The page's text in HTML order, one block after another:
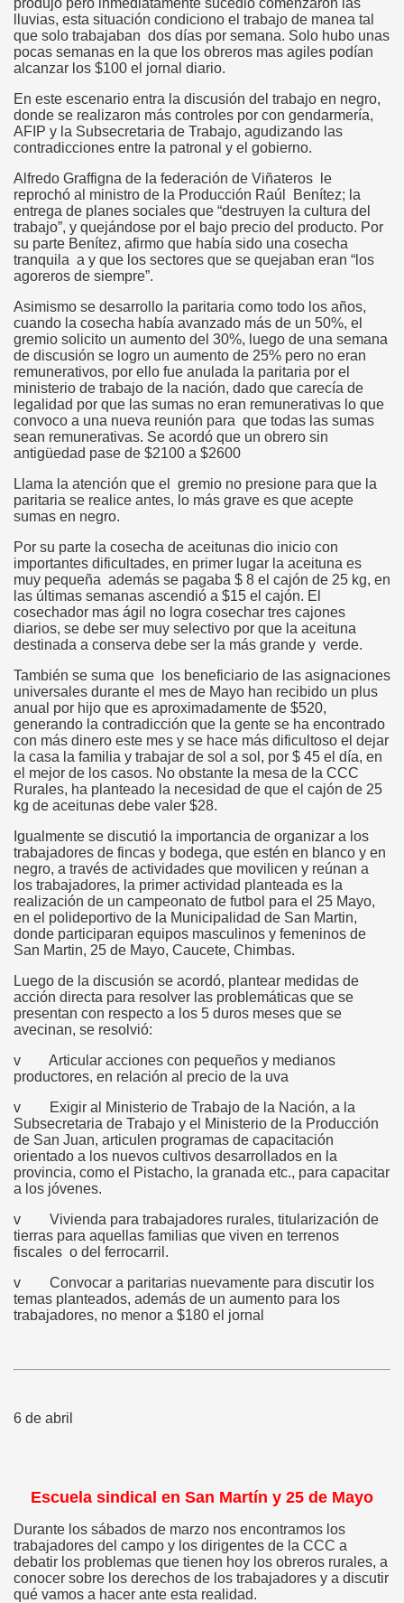
produjo pero inmediatamente sucedió comenzaron las
lluvias, esta situación condiciono el trabajo de manea tal
que solo trabajaban dos días por semana. Solo hubo unas
pocas semanas en la que los obreros mas agiles podían
alcanzar los $100 el jornal diario.
En este escenario entra la discusión del trabajo en negro,
donde se realizaron más controles por con gendarmería,
AFIP y la Subsecretaria de Trabajo, agudizando las
contradicciones entre la patronal y el gobierno.
Alfredo Graffigna de la federación de Viñateros le
reprochó al ministro de la Producción Raúl Benítez; la
entrega de planes sociales que “destruyen la cultura del
trabajo”, y quejándose por el bajo precio del producto. Por
su parte Benítez, afirmo que había sido una cosecha
tranquila a y que los sectores que se quejaban eran “los
agoreros de siempre”.
Asimismo se desarrollo la paritaria como todo los años,
cuando la cosecha había avanzado más de un 50%, el
gremio solicito un aumento del 30%, luego de una semana
de discusión se logro un aumento de 25% pero no eran
remunerativos, por ello fue anulada la paritaria por el
ministerio de trabajo de la nación, dado que carecía de
legalidad por que las sumas no eran remunerativas lo que
convoco a una nueva reunión para que todas las sumas
sean remunerativas. Se acordó que un obrero sin
antigüedad pase de $2100 a $2600
Llama la atención que el gremio no presione para que la
paritaria se realice antes, lo más grave es que acepte
sumas en negro.
Por su parte la cosecha de aceitunas dio inicio con
importantes dificultades, en primer lugar la aceituna es
muy pequeña además se pagaba $ 8 el cajón de 25 kg, en
las últimas semanas ascendió a $15 el cajón. El
cosechador mas ágil no logra cosechar tres cajones
diarios, se debe ser muy selectivo por que la aceituna
destinada a conserva debe ser la más grande y verde.
También se suma que los beneficiario de las asignaciones
universales durante el mes de Mayo han recibido un plus
anual por hijo que es aproximadamente de $520,
generando la contradicción que la gente se ha encontrado
con más dinero este mes y se hace más dificultoso el dejar
la casa la familia y trabajar de sol a sol, por $ 45 el día, en
el mejor de los casos. No obstante la mesa de la CCC
Rurales, ha planteado la necesidad de que el cajón de 25
kg de aceitunas debe valer $28.
Igualmente se discutió la importancia de organizar a los
trabajadores de fincas y bodega, que estén en blanco y en
negro, a través de actividades que movilicen y reúnan a
los trabajadores, la primer actividad planteada es la
realización de un campeonato de futbol para el 25 Mayo,
en el polideportivo de la Municipalidad de San Martin,
donde participaran equipos masculinos y femeninos de
San Martin, 25 de Mayo, Caucete, Chimbas.
Luego de la discusión se acordó, plantear medidas de
acción directa para resolver las problemáticas que se
presentan con respecto a los 5 duros meses que se
avecinan, se resolvió:
v Articular acciones con pequeños y medianos
productores, en relación al precio de la uva
v Exigir al Ministerio de Trabajo de la Nación, a la
Subsecretaria de Trabajo y el Ministerio de la Producción
de San Juan, articulen programas de capacitación
orientado a los nuevos cultivos desarrollados en la
provincia, como el Pistacho, la granada etc., para capacitar
a los jóvenes.
v Vivienda para trabajadores rurales, titularización de
tierras para aquellas familias que viven en terrenos
fiscales o del ferrocarril.
v Convocar a paritarias nuevamente para discutir los
temas planteados, además de un aumento para los
trabajadores, no menor a $180 el jornal
6 de abril
Escuela sindical en San Martín y 25 de Mayo
Durante los sábados de marzo nos encontramos los
trabajadores del campo y los dirigentes de la CCC a
debatir los problemas que tienen hoy los obreros rurales, a
conocer sobre los derechos de los trabajadores y a discutir
qué vamos a hacer ante esta realidad.